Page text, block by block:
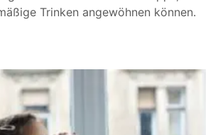
Trinken angewöhnen können.